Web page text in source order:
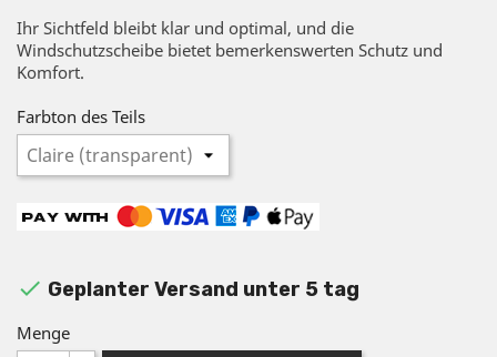
Ihr Sichtfeld bleibt klar und optimal, und die
Windschutzscheibe bietet bemerkenswerten Schutz und
Komfort.
Farbton des Teils
 Geplanter Versand unter 5 tag
Menge